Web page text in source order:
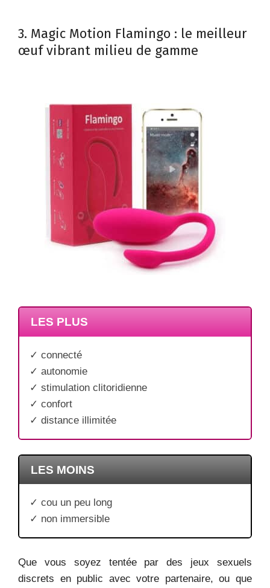
3. Magic Motion Flamingo : le meilleur
œuf vibrant milieu de gamme
LES PLUS
✓ connecté
✓ autonomie
✓ stimulation clitoridienne
✓ confort
✓ distance illimitée
LES MOINS
✓ cou un peu long
✓ non immersible
Que vous soyez tentée par des jeux sexuels
discrets en public avec votre partenaire, ou que